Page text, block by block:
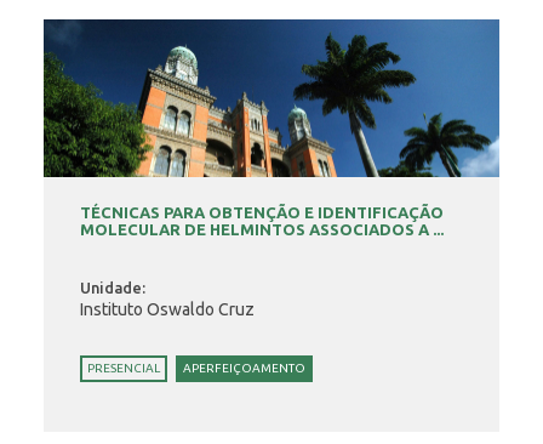
TÉCNICAS PARA OBTENÇÃO E IDENTIFICAÇÃO
MOLECULAR DE HELMINTOS ASSOCIADOS A ...
Unidade:
Instituto Oswaldo Cruz
PRESENCIAL APERFEIÇOAMENTO